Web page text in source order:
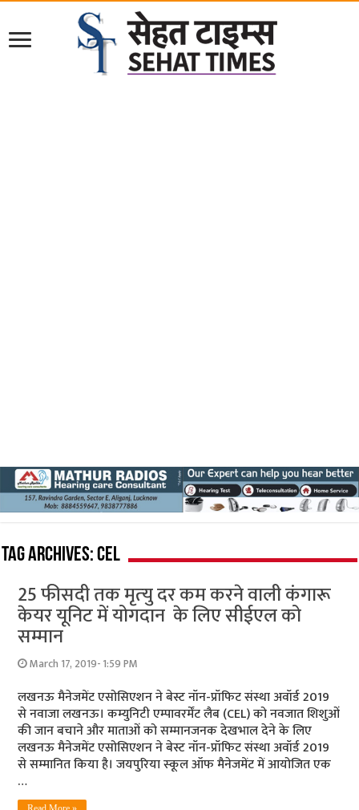
Tag Archives:CEL
25 फीसदी तक मृत्‍यु दर कम करने वाली कंगारू
केयर यूनिट में योगदान के लिए सीईएल को
सम्‍मान
March 17, 2019- 1:59 PM
लखनऊ मैनेजमेंट एसोसिएशन ने बेस्ट नॉन-प्रॉफिट संस्था अवॉर्ड 2019
से नवाजा लखनऊ। कम्युनिटी एम्पावरर्मेंट लैब (CEL) को नवजात शिशुओं
की जान बचाने और माताओं को सम्मानजनक देखभाल देने के लिए
लखनऊ मैनेजमेंट एसोसिएशन ने बेस्ट नॉन-प्रॉफिट संस्था अवॉर्ड 2019
से सम्‍मानित किया है। जयपुरिया स्‍कूल ऑफ मैनेजमेंट में आयोजित एक
…